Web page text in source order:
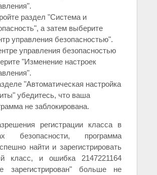
раздел "Система и
а затем выберите
управления безопасностью".
управления безопасностью
"Изменение настроек
"Автоматическая настройка
убедитесь, что ваша
не заблокирована.
регистрации класса в
безопасности, программа
найти и зарегистрировать
класс, и ошибка 2147221164
зарегистрирован" больше не